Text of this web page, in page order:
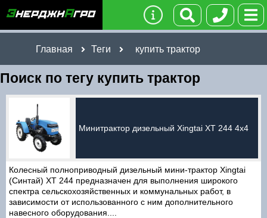
Главная Теги купить трактор
Поиск по тегу купить трактор
Минитрактор дизельный Xingtai ХТ 244 4x4
Колесный полноприводный дизельный мини-трактор Xingtai
(Синтай) ХТ 244 предназначен для выполнения широкого
спектра сельскохозяйственных и коммунальных работ, в
зависимости от использованного с ним дополнительного
навесного оборудования....